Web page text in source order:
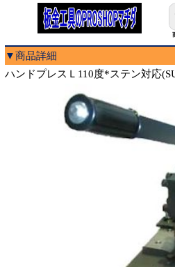
▼商品詳細
ハンドプレスＬ110度*ステン対応